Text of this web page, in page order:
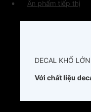
Ấn phẩm tiếp thị
DECAL KHỔ LỚN
Với chất liệu